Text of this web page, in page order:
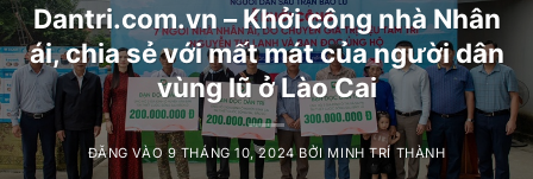
Dantri.com.vn – Khởi công nhà Nhân
ái, chia sẻ với mất mát của người dân
vùng lũ ở Lào Cai
ĐĂNG VÀO 9 THÁNG 10, 2024 BỞI MINH TRÍ THÀNH